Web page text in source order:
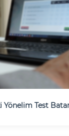
Yönelim Test